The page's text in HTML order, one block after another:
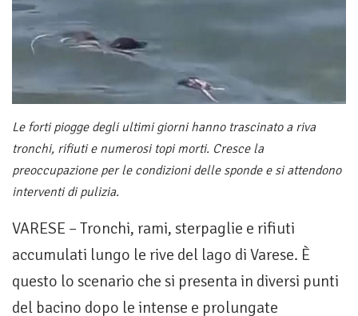
Le forti piogge degli ultimi giorni hanno trascinato a riva
tronchi, rifiuti e numerosi topi morti. Cresce la
preoccupazione per le condizioni delle sponde e si attendono
interventi di pulizia.
VARESE – Tronchi, rami, sterpaglie e rifiuti
accumulati lungo le rive del lago di Varese. È
questo lo scenario che si presenta in diversi punti
del bacino dopo le intense e prolungate